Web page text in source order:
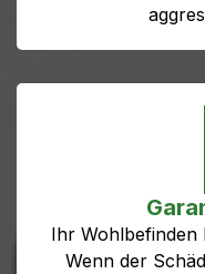
Ihr
Wenn der